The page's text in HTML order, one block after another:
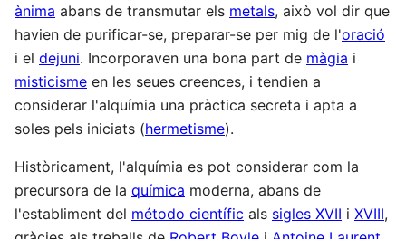
ànima abans de transmutar els metals, això vol dir que
havien de purificar-se, preparar-se per mig de l'oració
i el dejuni. Incorporaven una bona part de màgia i
misticisme en les seues creences, i tendien a
considerar l'alquímia una pràctica secreta i apta a
soles pels iniciats (hermetisme).
Històricament, l'alquímia es pot considerar com la
precursora de la química moderna, abans de
l'establiment del método científic als sigles XVII i XVIII,